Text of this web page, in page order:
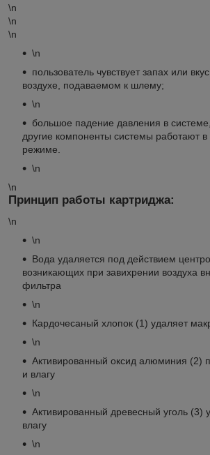
\n
\n
\n
\n
пользователь чувствует запах или
воздухе, подаваемом к шлему;
\n
большое падение давления в
другие компоненты системы работают в
режиме.
\n
\n
Принцип работы картриджа:
\n
\n
Вода удаляется под действием
возникающих при завихрении воздуха
фильтра
\n
Кардочесаный хлопок (1) удаляет
\n
Активированный оксид алюминия (2)
и влагу
\n
Активированный древесный уголь (3)
влагу
\n